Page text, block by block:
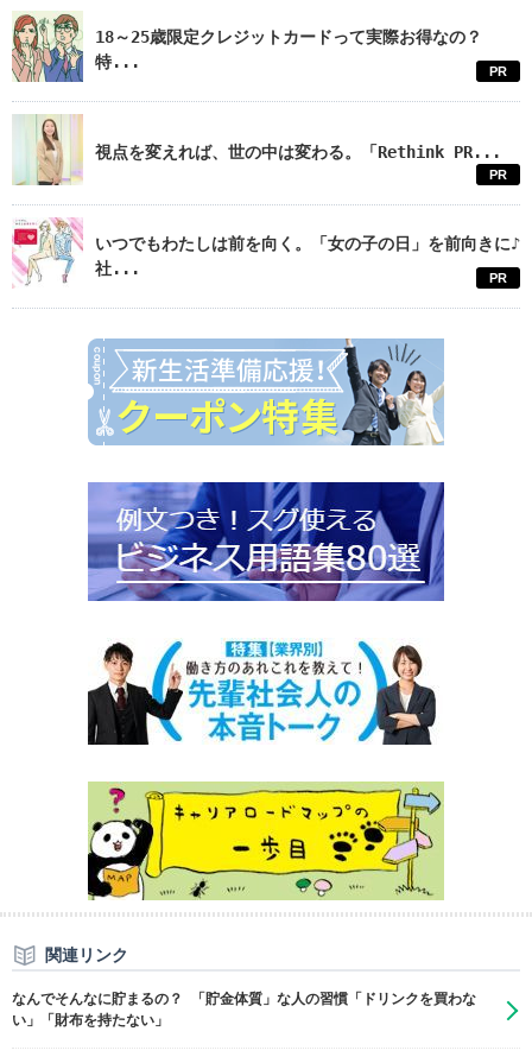
18～25歳限定クレジットカードって実際お得なの？
特...
PR
視点を変えれば、世の中は変わる。「Rethink PR...
PR
いつでもわたしは前を向く。「女の子の日」を前向きに♪
社...
PR
関連リンク
なんでそんなに貯まるの？ 「貯金体質」な人の習慣「ドリンクを買わな
い」「財布を持たない」